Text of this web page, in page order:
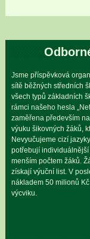
Jsme příspěvková
sítě běžných středních
všech typů základních
rámci našeho hesla
zaměřena především
výuku šikovných žáků,
Nevyučujeme cizí
potřebují
menším počtem žáků.
získají výuční list. V
nákladem 50 milionů
výcviku.